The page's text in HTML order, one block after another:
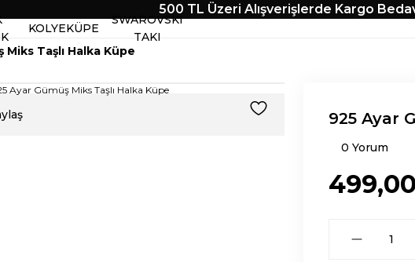
500 TL Üzeri Alışverişlerde Kargo
KOLYEKÜPE
SWAROVSKI
TAKI
Miks Taşlı Halka Küpe
925 Ayar
0 Yorum